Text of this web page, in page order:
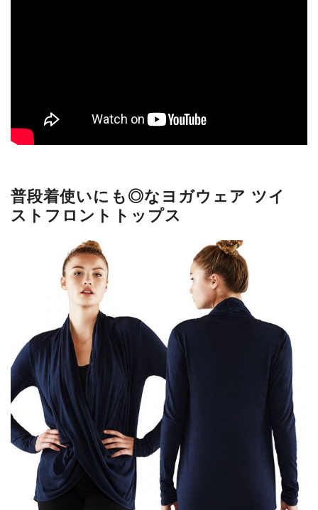
普段着使いにも◎なヨガウェア ツイ
ストフロントトップス